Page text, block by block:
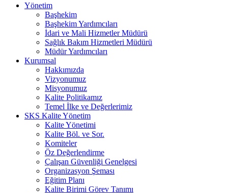
Yönetim
Başhekim
Başhekim Yardımcıları
İdari ve Mali Hizmetler Müdürü
Sağlık Bakım Hizmetleri Müdürü
Müdür Yardımcıları
Kurumsal
Hakkımızda
Vizyonumuz
Misyonumuz
Kalite Politikamız
Temel İlke ve Değerlerimiz
SKS Kalite Yönetim
Kalite Yönetimi
Kalite Böl. ve Sor.
Komiteler
Öz Değerlendirme
Çalışan Güvenliği Genelgesi
Organizasyon Şeması
Eğitim Planı
Kalite Birimi Görev Tanımı